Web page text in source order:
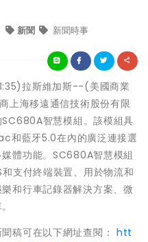
新聞 新聞時事
拉斯維加斯--(美國商業
上海移遠通信技術股份有限
智慧模組。該模組具
和藍牙5.0在內的廣泛連接選
體功能。SC680A智慧模組
支付終端裝置、用於物流和
和行車記錄器解決方案、微
稿可在以下網址查閱： htt